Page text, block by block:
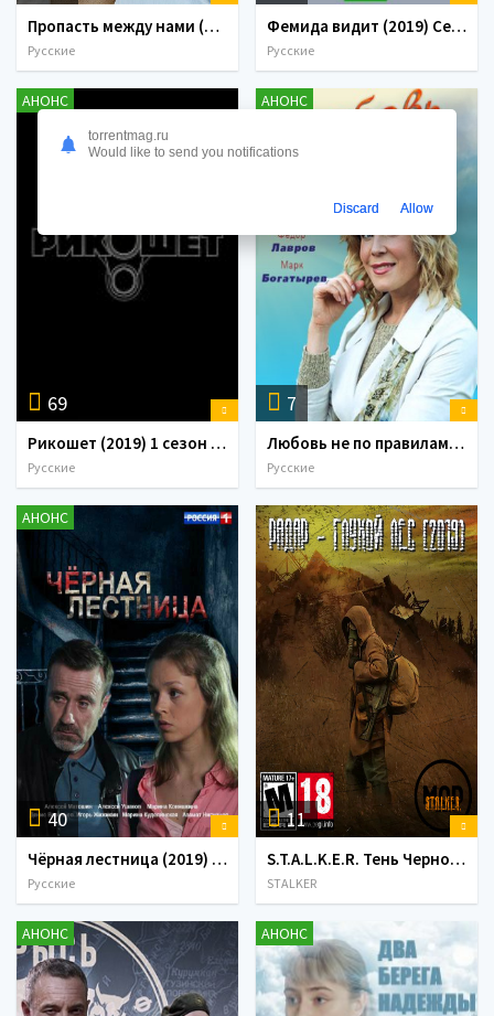
Пропасть между нами (2019) Сериал 1,2,3,4 серия
Русские
Фемида видит (2019) Сериал 1,2,3,4,5,6,7,8,9,10,11,12,13,14,15,16 серия
Русские
69
АНОНС
Рикошет (2019) 1 сезон Сериал 1,2,3,4,5,6,7,8,9,10,11,12,13,14,15,16 серия
Русские
7
АНОНС
Любовь не по правилам (2019) Сериал 1,2,3,4 серия
Русские
40
АНОНС
Чёрная лестница (2019) Сериал 1,2,3,4,5,6,7,8,9,10,11,12,13,14,15,16 серия
Русские
11
S.T.A.L.K.E.R. Тень Чернобыля - Радар - глухой лес (2019) PC/MOD
STALKER
АНОНС АНОНС
torrentmag.ru
Would like to send you notifications
Discard Allow